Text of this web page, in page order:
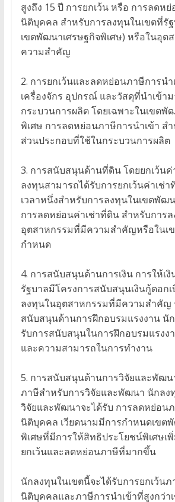
สูงถึง 15 ปี การยกเว้น หรือ การลดห
นิติบุคคล สำหรับการลงทุนในเขตที่รั
เขตพัฒนาเศรษฐกิจพิเศษ) หรือในอุต
ความสำคัญ
2. การยกเว้นและลดหย่อนภาษีการนำ
เครื่องจักร อุปกรณ์ และวัสดุที่นำเข้า
กระบวนการผลิต โดยเฉพาะในเขตพั
พิเศษ การลดหย่อนภาษีการนำเข้า ส
ส่วนประกอบที่ใช้ในกระบวนการผลิต
3. การสนับสนุนด้านที่ดิน โดยยกเว้น
ลงทุนสามารถได้รับการยกเว้นค่าเช่า
เวลาหนึ่งสำหรับการลงทุนในเขตพัฒ
การลดหย่อนค่าเช่าที่ดิน สำหรับการ
อุตสาหกรรมที่มีความสำคัญหรือในเ
กำหนด
4. การสนับสนุนด้านการเงิน การให้เงิ
รัฐบาลมีโครงการสนับสนุนเงินกู้ดอก
ลงทุนในอุตสาหกรรมที่มีความสำคัญ
สนับสนุนด้านการฝึกอบรมแรงงาน นั
รับการสนับสนุนในการฝึกอบรมแรงง
และความสามารถในการทำงาน
5. การสนับสนุนด้านการวิจัยและพัฒ
ภาษีสำหรับการวิจัยและพัฒนา นักลง
วิจัยและพัฒนาจะได้รับ การลดหย่อนภ
นิติบุคคล เวียดนามมีการกำหนดเขต
พิเศษที่มีการให้สิทธิประโยชน์พิเศษเพิ่
ยกเว้นและลดหย่อนภาษีที่มากขึ้น
นักลงทุนในเขตนี้จะได้รับการยกเว้นภ
นิติบุคคลและภาษีการนำเข้าที่สูงกว่า